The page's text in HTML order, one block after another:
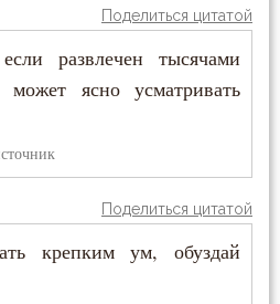
Поделиться цитатой
развлечен тысячами
ясно усматривать
Поделиться цитатой
крепким ум, обуздай